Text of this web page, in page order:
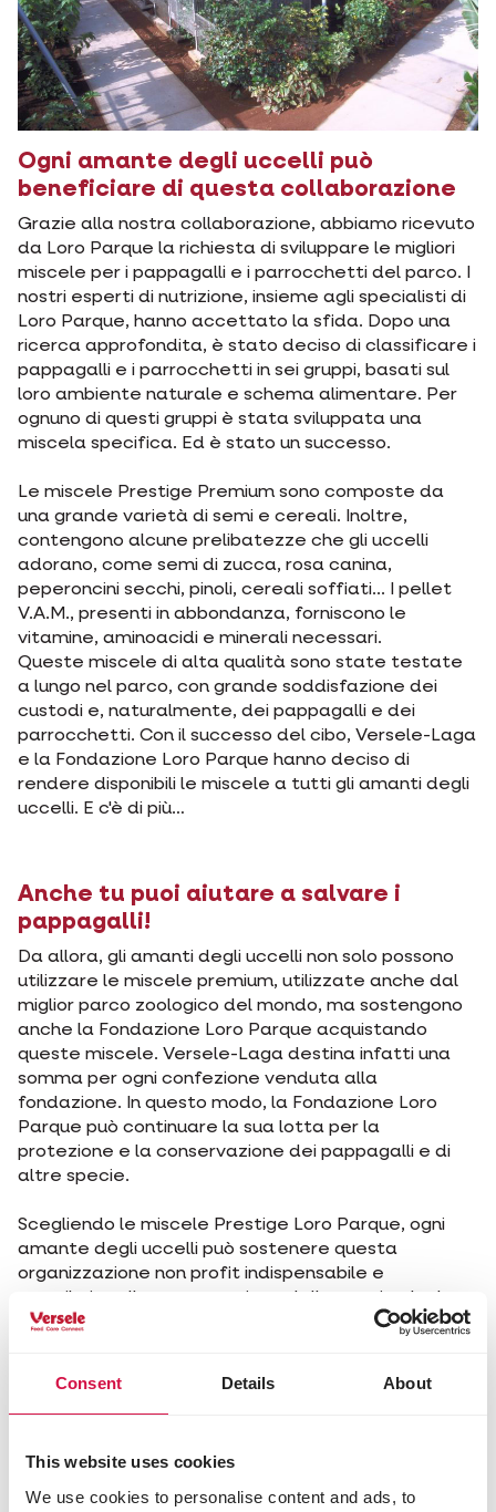
Consent Details About
This website uses cookies
We use cookies to personalise content and ads, to
Ogni amante degli uccelli può
beneficiare di questa collaborazione
Grazie alla nostra collaborazione, abbiamo ricevuto
da Loro Parque la richiesta di sviluppare le migliori
miscele per i pappagalli e i parrocchetti del parco. I
nostri esperti di nutrizione, insieme agli specialisti di
Loro Parque, hanno accettato la sfida. Dopo una
ricerca approfondita, è stato deciso di classificare i
pappagalli e i parrocchetti in sei gruppi, basati sul
loro ambiente naturale e schema alimentare. Per
ognuno di questi gruppi è stata sviluppata una
miscela specifica. Ed è stato un successo.
Le miscele Prestige Premium sono composte da
una grande varietà di semi e cereali. Inoltre,
contengono alcune prelibatezze che gli uccelli
adorano, come semi di zucca, rosa canina,
peperoncini secchi, pinoli, cereali soffiati... I pellet
V.A.M., presenti in abbondanza, forniscono le
vitamine, aminoacidi e minerali necessari.
Queste miscele di alta qualità sono state testate
a lungo nel parco, con grande soddisfazione dei
custodi e, naturalmente, dei pappagalli e dei
parrocchetti. Con il successo del cibo, Versele-Laga
e la Fondazione Loro Parque hanno deciso di
rendere disponibili le miscele a tutti gli amanti degli
uccelli. E c'è di più…
Anche tu puoi aiutare a salvare i
pappagalli!
Da allora, gli amanti degli uccelli non solo possono
utilizzare le miscele premium, utilizzate anche dal
miglior parco zoologico del mondo, ma sostengono
anche la Fondazione Loro Parque acquistando
queste miscele. Versele-Laga destina infatti una
somma per ogni confezione venduta alla
fondazione. In questo modo, la Fondazione Loro
Parque può continuare la sua lotta per la
protezione e la conservazione dei pappagalli e di
altre specie.
Scegliendo le miscele Prestige Loro Parque, ogni
amante degli uccelli può sostenere questa
organizzazione non profit indispensabile e
contribuire alla conservazione delle specie che lo
appassionano. Per un numero crescente di amanti